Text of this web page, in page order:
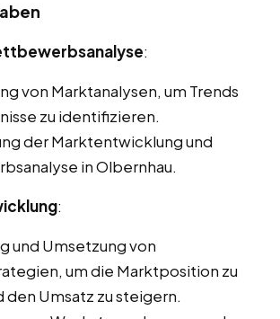
:
von Marktanalysen, um Trends
zu identifizieren.
der Marktentwicklung und
in Olbernhau.
:
und Umsetzung von
um die Marktposition zu
den Umsatz zu steigern.